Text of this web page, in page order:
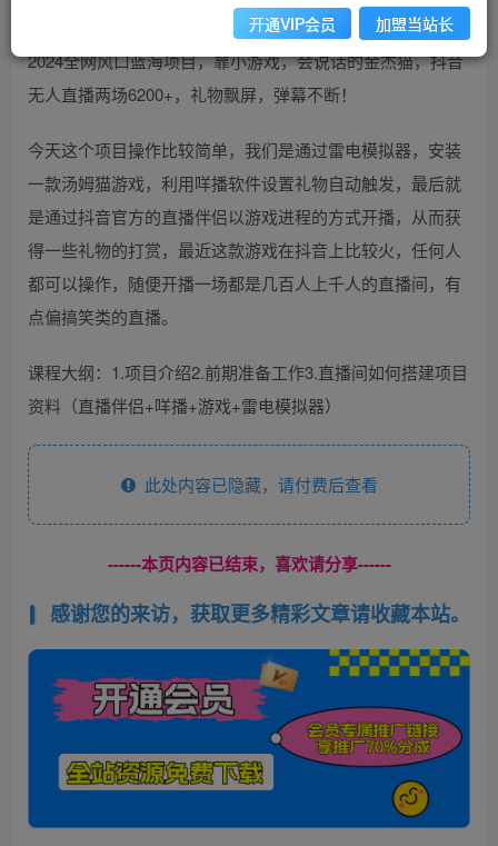
2024全网风口蓝海项目，靠小游戏，会说话的金杰猫，抖音
无人直播两场6200+，礼物飘屏，弹幕不断！
今天这个项目操作比较简单，我们是通过雷电模拟器，安装
一款汤姆猫游戏，利用咩播软件设置礼物自动触发，最后就
是通过抖音官方的直播伴侣以游戏进程的方式开播，从而获
得一些礼物的打赏，最近这款游戏在抖音上比较火，任何人
都可以操作，随便开播一场都是几百人上千人的直播间，有
点偏搞笑类的直播。
课程大纲：1.项目介绍2.前期准备工作3.直播间如何搭建项目
资料（直播伴侣+咩播+游戏+雷电模拟器）
此处内容已隐藏，请付费后查看
------本页内容已结束，喜欢请分享------
感谢您的来访，获取更多精彩文章请收藏本站。
开通VIP会员 加盟当站长